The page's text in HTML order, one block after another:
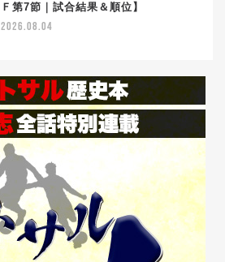
Ｆ第7節｜試合結果＆順位】
2026.08.04